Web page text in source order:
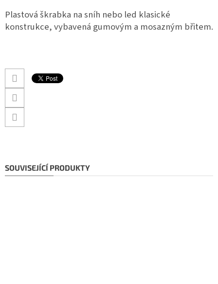
Plastová škrabka na sníh nebo led klasické
konstrukce, vybavená gumovým a mosazným břitem.
SOUVISEJÍCÍ PRODUKTY